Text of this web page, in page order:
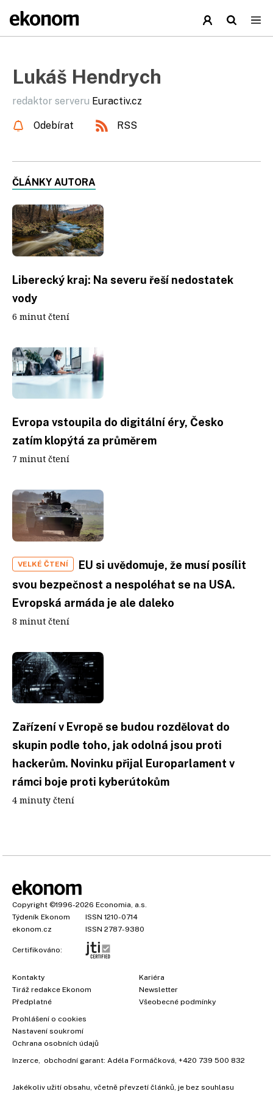
Lukáš Hendrych
redaktor serveru Euractiv.cz
Odebírat RSS
ČLÁNKY AUTORA
Liberecký kraj: Na severu řeší nedostatek
vody
6 minut čtení
Evropa vstoupila do digitální éry, Česko
zatím klopýtá za průměrem
7 minut čtení
VELKÉ ČTENÍ
EU si uvědomuje, že musí posílit
svou bezpečnost a nespoléhat se na USA.
Evropská armáda je ale daleko
8 minut čtení
Zařízení v Evropě se budou rozdělovat do
skupin podle toho, jak odolná jsou proti
hackerům. Novinku přijal Europarlament v
rámci boje proti kyberútokům
4 minuty čtení
Copyright ©1996-2026 Economia, a.s.
Týdeník Ekonom
ISSN 1210-0714
ekonom.cz
ISSN 2787-9380
Certifikováno:
Kontakty
Tiráž redakce Ekonom
Předplatné
Kariéra
Newsletter
Všeobecné podmínky
Prohlášení o cookies
Nastavení soukromí
Ochrana osobních údajů
Inzerce, obchodní garant: Adéla Formáčková, +420 739 500 832
Jakékoliv užití obsahu, včetně převzetí článků, je bez souhlasu